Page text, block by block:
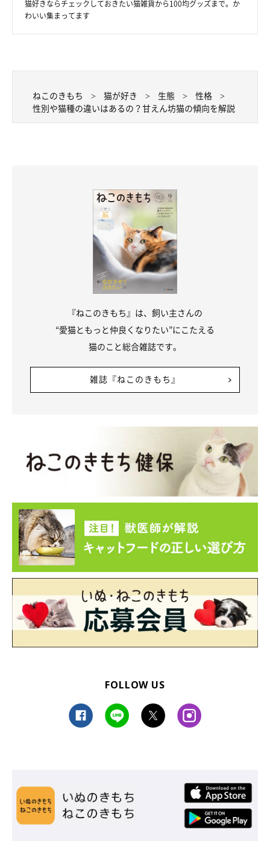
猫好きならチェックしておきたい猫雑貨から100均グッズまで。か
わいい集まってます
ねこのきもち 猫が好き 生態
性格
性別や猫種の違いはあるの？甘えん坊猫の傾向を解説
『ねこのきもち』は、飼い主さんの
“愛猫ともっと仲良くなりたい”にこたえる
猫のこと総合雑誌です。
雑誌『ねこのきもち』
FOLLOW US